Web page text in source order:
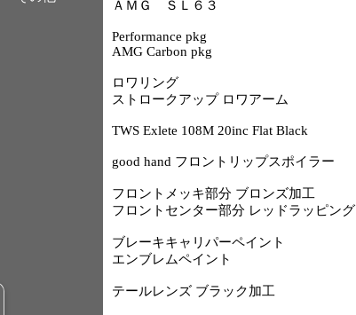
ＡＭＧ ＳＬ６３
Performance pkg
AMG Carbon pkg
ロワリング
ストロークアップ ロワアーム
TWS Exlete 108M 20inc Flat Black
good hand フロントリップスポイラー
フロントメッキ部分 ブロンズ加工
フロントセンター部分 レッドラッピング
ブレーキキャリパーペイント
エンブレムペイント
テールレンズ ブラック加工